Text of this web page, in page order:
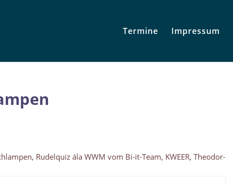
Termine Impressum
Rudelquiz ála WWM vom Bi-it-Team, KWEER, Theodor-